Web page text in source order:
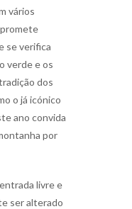
vários
se verifica
verde e os
dos
o já icónico
ano convida
por
livre e
ser alterado